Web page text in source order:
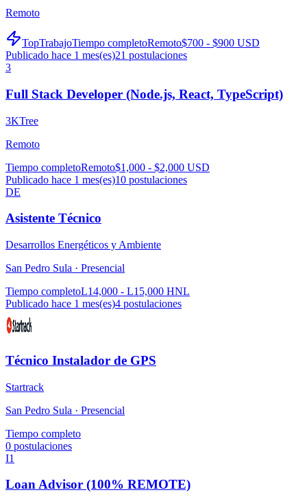
Remoto
TopTrabajoTiempo completoRemoto$700 - $900 USD
Publicado hace 1 mes(es)21 postulaciones
3
Full Stack Developer (Node.js, React, TypeScript)
3KTree
Remoto
Tiempo completoRemoto$1,000 - $2,000 USD
Publicado hace 1 mes(es)10 postulaciones
DE
Asistente Técnico
Desarrollos Energéticos y Ambiente
San Pedro Sula · Presencial
Tiempo completoL14,000 - L15,000 HNL
Publicado hace 1 mes(es)4 postulaciones
Técnico Instalador de GPS
Startrack
San Pedro Sula · Presencial
Tiempo completo
0 postulaciones
I1
Loan Advisor (100% REMOTE)